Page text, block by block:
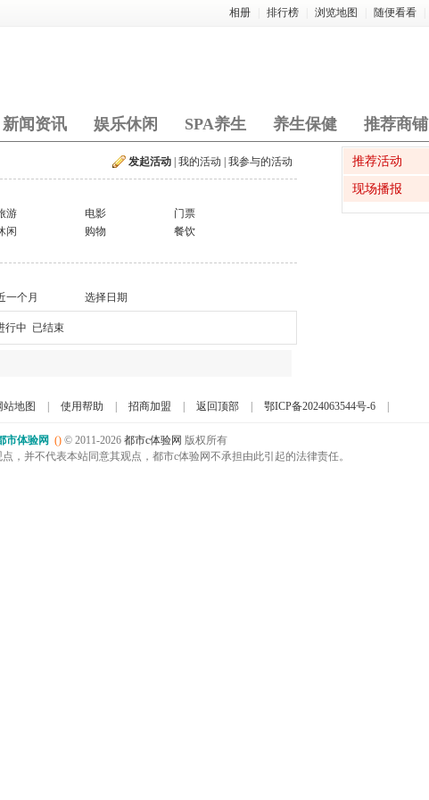
相册 排行榜 浏览地图 随便看看
新闻资讯 娱乐休闲 SPA养生 养生保健 推荐商铺
发起活动 我的活动 我参与的活动
游 电影
门票
闲 购物
餐饮
一个月 选择日期
行中 已结束
推荐活动
现场播报
站地图 使用帮助 招商加盟 返回顶部 鄂ICP备2024063544号-6
市体验网 () © 2011-2026 都市c体验网 版权所有
，并不代表本站同意其观点，都市c体验网不承担由此引起的法律责任。